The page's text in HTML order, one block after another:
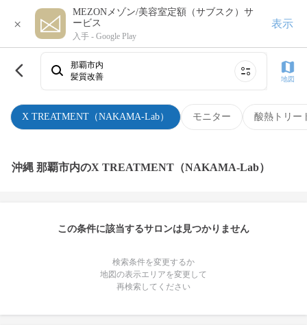
×
MEZONメゾン/美容室定額（サブスク）サ
ービス
入手 - Google Play
表示
X TREATMENT（NAKAMA-Lab） モニター 酸熱トリー
那覇市内
髪質改善
地図
沖縄 那覇市内のX TREATMENT（NAKAMA-Lab）
この条件に該当するサロンは見つかりません
検索条件を変更するか
地図の表示エリアを変更して
再検索してください